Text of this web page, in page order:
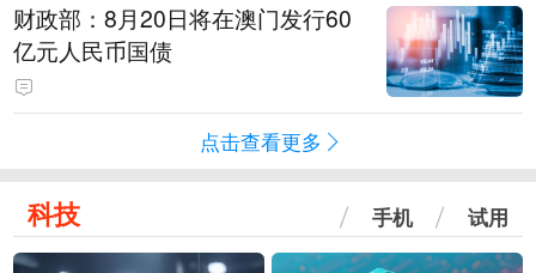
财政部：8月20日将在澳门发行60
亿元人民币国债
点击查看更多
科技 手机 试用